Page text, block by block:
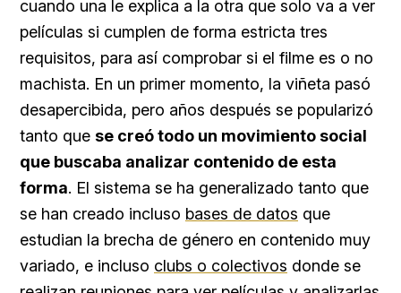
cuando una le explica a la otra que solo va a ver
películas si cumplen de forma estricta tres
requisitos, para así comprobar si el filme es o no
machista. En un primer momento, la viñeta pasó
desapercibida, pero años después se popularizó
tanto que se creó todo un movimiento social
que buscaba analizar contenido de esta
forma. El sistema se ha generalizado tanto que
se han creado incluso bases de datos que
estudian la brecha de género en contenido muy
variado, e incluso clubs o colectivos donde se